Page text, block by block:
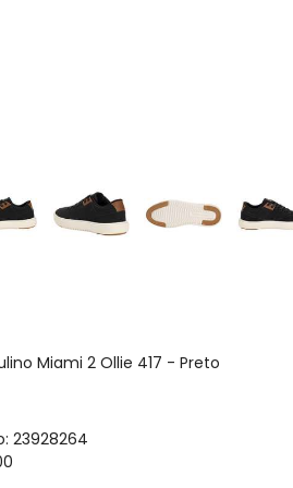
Miami 2 Ollie 417 - Preto
23928264